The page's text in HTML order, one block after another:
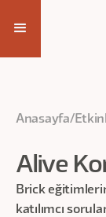
Anasayfa/
Alive
Brick
katılımcı